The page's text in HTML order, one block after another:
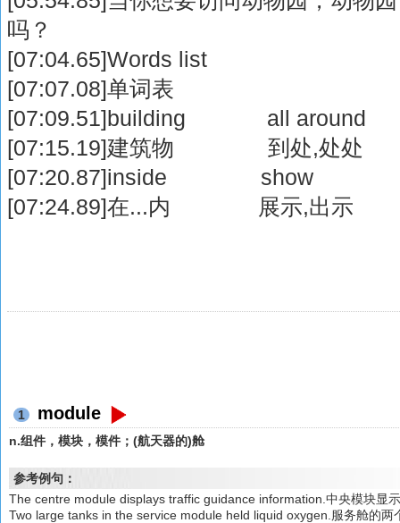
吗？
[07:04.65]Words list
[07:07.08]单词表
[07:09.51]building all
[07:15.19]建筑物 到处,处
[07:20.87]inside show
[07:24.89]在...内 展示,出示
1 module
n.组件，模块，模件；(航天器的)舱
参考例句：
The centre module displays traffic guidance information.中央模块显
Two large tanks in the service module held liquid oxygen.服务舱的两